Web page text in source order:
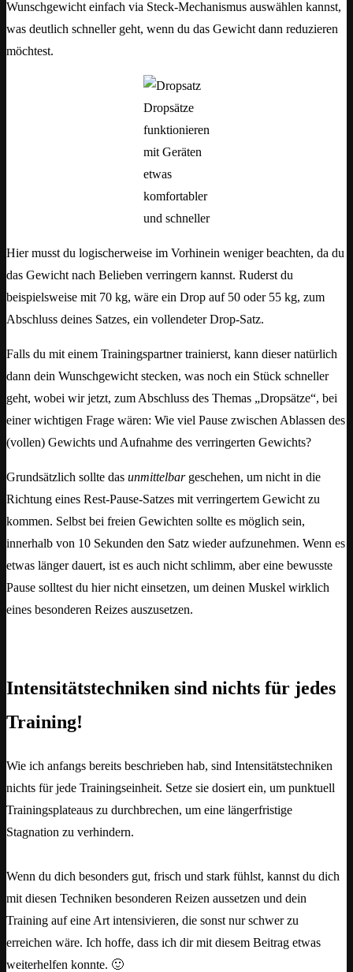
Wunschgewicht einfach via Steck-Mechanismus auswählen kannst,
was deutlich schneller geht, wenn du das Gewicht dann reduzieren
möchtest.
Dropsätze
funktionieren
mit Geräten
etwas
komfortabler
und schneller
Hier musst du logischerweise im Vorhinein weniger beachten, da du
das Gewicht nach Belieben verringern kannst. Ruderst du
beispielsweise mit 70 kg, wäre ein Drop auf 50 oder 55 kg, zum
Abschluss deines Satzes, ein vollendeter Drop-Satz.
Falls du mit einem Trainingspartner trainierst, kann dieser natürlich
dann dein Wunschgewicht stecken, was noch ein Stück schneller
geht, wobei wir jetzt, zum Abschluss des Themas „Dropsätze“, bei
einer wichtigen Frage wären: Wie viel Pause zwischen Ablassen des
(vollen) Gewichts und Aufnahme des verringerten Gewichts?
Grundsätzlich sollte das unmittelbargeschehen, um nicht in die
Richtung eines Rest-Pause-Satzes mit verringertem Gewicht zu
kommen. Selbst bei freien Gewichten sollte es möglich sein,
innerhalb von 10 Sekunden den Satz wieder aufzunehmen. Wenn es
etwas länger dauert, ist es auch nicht schlimm, aber eine bewusste
Pause solltest du hier nicht einsetzen, um deinen Muskel wirklich
eines besonderen Reizes auszusetzen.
Intensitätstechniken sind nichts für jedes
Training!
Wie ich anfangs bereits beschrieben hab, sind Intensitätstechniken
nichts für jede Trainingseinheit. Setze sie dosiert ein, um punktuell
Trainingsplateaus zu durchbrechen, um eine längerfristige
Stagnation zu verhindern.
Wenn du dich besonders gut, frisch und stark fühlst, kannst du dich
mit diesen Techniken besonderen Reizen aussetzen und dein
Training auf eine Art intensivieren, die sonst nur schwer zu
erreichen wäre. Ich hoffe, dass ich dir mit diesem Beitrag etwas
weiterhelfen konnte. 🙂